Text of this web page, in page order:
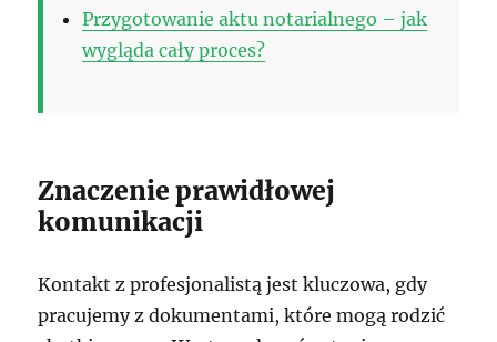
Przygotowanie aktu notarialnego – jak
wygląda cały proces?
Znaczenie prawidłowej
komunikacji
Kontakt z profesjonalistą jest kluczowa, gdy
pracujemy z dokumentami, które mogą rodzić